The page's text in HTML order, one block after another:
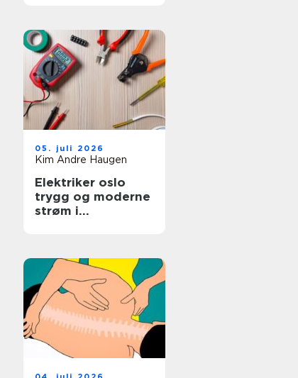
05. juli 2026
Kim Andre Haugen
Elektriker oslo
trygg og moderne
strøm i